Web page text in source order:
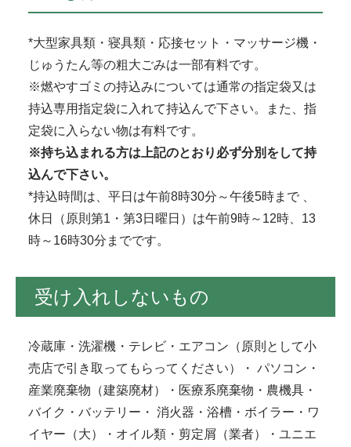
*大型家具類・寝具類・応接セット・マッサージ機・
じゅうたん等の粗大ごみは一部有料です。
※燃やすゴミの持込みについては通常の指定袋又は
持込専用指定袋に入れて持込んで下さい。また、指
定袋に入らない物は有料です。
※持ち込まれる方は上記のとおり必ず分別をして持
込んで下さい。
*持込時間は、平日は午前8時30分～午後5時まで 、
休日（原則第1・第3日曜日）は午前9時～12時、13
時～16時30分までです。
受け入れしないもの
冷蔵庫・洗濯機・テレビ・エアコン（原則として小
売店で引き取ってもらってください）・ パソコン・
産業廃棄物（建築廃材）・医療系廃棄物・農機具・
バイク・バッテリー・ 消火器・浴槽・ボイラー・ワ
イヤー（大）・オイル類・剪定屑（業者）・ユニエ